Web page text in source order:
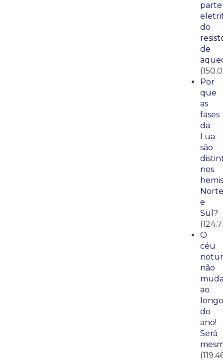
parte
do
de
Por
que
as
fases
da
Lua
são
nos
Norte
e
Sul?
O
céu
não
ao
longo
do
ano!
Será